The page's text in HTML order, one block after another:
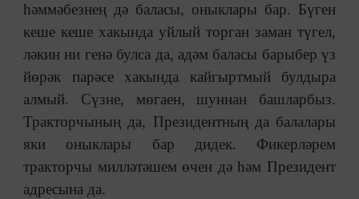
һәммәбезнең дә баласы, оныклары бар. Бүген
кеше кеше хакында уйлый торган заман түгел,
ләкин ни генә булса да, адәм баласы барыбер үз
йөрәк парәсе хакында кайгыртмый булдыра
алмый. Сүзне, мөгаен, шуннан башларбыз.
Тракторчының да, Президентның да балалары
яки оныклары бар дидек. Фикерләрем
тракторчы милләтәшем өчен дә һәм Президент
адресына да.